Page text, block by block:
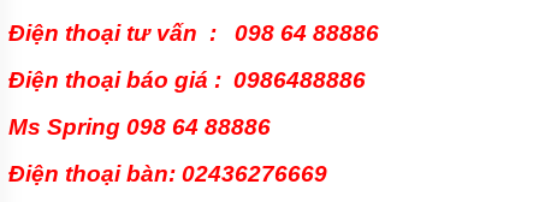
Điện thoại tư vấn : 098 64 88886
Điện thoại báo giá : 0986488886
Ms Spring 098 64 88886
Điện thoại bàn: 02436276669